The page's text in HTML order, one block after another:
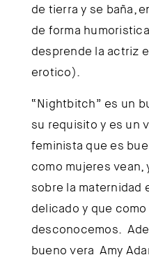
de tierra y se baña,
de forma
desprende la actriz
erotico).
“Nightbitch” es un
su requisito y es un
feminista que es
como mujeres vean,
sobre la maternidad
delicado y que
desconocemos.
bueno vera Amy